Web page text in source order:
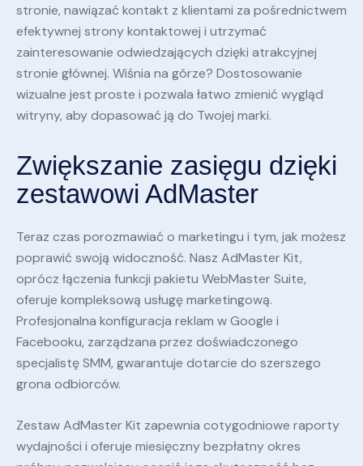
stronie, nawiązać kontakt z klientami za pośrednictwem
efektywnej strony kontaktowej i utrzymać
zainteresowanie odwiedzających dzięki atrakcyjnej
stronie głównej. Wiśnia na górze? Dostosowanie
wizualne jest proste i pozwala łatwo zmienić wygląd
witryny, aby dopasować ją do Twojej marki.
Zwiększanie zasięgu dzięki
zestawowi AdMaster
Teraz czas porozmawiać o marketingu i tym, jak możesz
poprawić swoją widoczność. Nasz AdMaster Kit,
oprócz łączenia funkcji pakietu WebMaster Suite,
oferuje kompleksową usługę marketingową.
Profesjonalna konfiguracja reklam w Google i
Facebooku, zarządzana przez doświadczonego
specjalistę SMM, gwarantuje dotarcie do szerszego
grona odbiorców.
Zestaw AdMaster Kit zapewnia cotygodniowe raporty
wydajności i oferuje miesięczny bezpłatny okres